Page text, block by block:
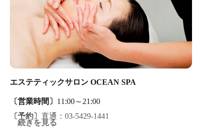
から、ストレッチで全身を充分に伸ばしていきます。
ヘッドケア頭部を刺激する事で脳の血液循環を促
し、頭がすっきりと活性化されます。また、頭痛・目の
疲れ・肩こりなどのストレスからくるつらさも緩和され
じんわり温め、足流と手技を融合し、肩・首・背中・
腰・脚の深いコリを揉みほぐし、オイルでゆったりと全
エステティックサロン OCEAN SPA
〔営業時間〕 11:00～21:00
〔予約〕 直通：03-5429-1441
続きを見る